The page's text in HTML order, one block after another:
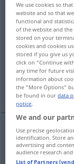
Zunge
SchädelIndex
Exponent,
More
Inhaltsverzeichnis
We use cookies so
website and so that
functional and
of the website and
stored on your
cookies and cookies
stored if you give us
click on "Continue
any time for future
information about
the "More Options"
be found in ourdata
notice.
We and our
Use precise
identification. Store
advertising and
audience research
List of Partners